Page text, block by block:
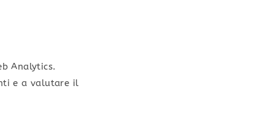
Analytics.
e a valutare il